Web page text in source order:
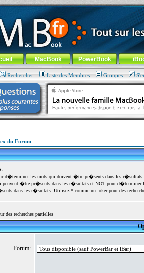
Apple... 100% nomade !
Aller au menu général-Aller au menu de
MacBook PowerBook
Rechercher Liste des Membres Groupes
du Forum
d�terminer les mots qui doivent �tre pr�sents dans les
peuvent �tre pr�sents dans les r�sultats et NOTpour d�terminer
dans les r�sultats. Utilisez * comme un joker pour des
des recherches partielles
Forum: